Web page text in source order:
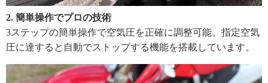
2. 簡単操作でプロの技術
3ステップの簡単操作で空気圧を正確に調整可能。指定空気
圧に達すると自動でストップする機能を搭載しています。